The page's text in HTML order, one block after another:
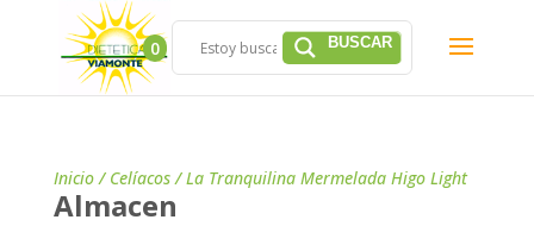
0
Inicio/ Celíacos/ La Tranquilina Mermelada Higo Light
Almacen